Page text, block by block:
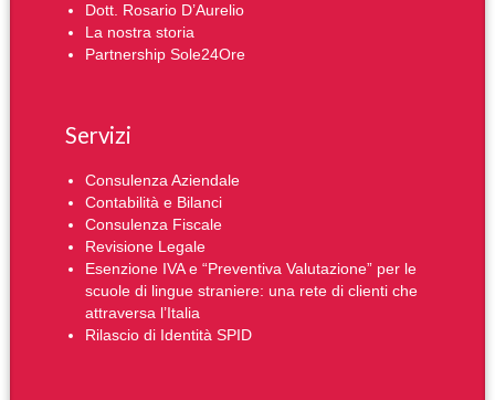
Dott. Rosario D’Aurelio
La nostra storia
Partnership Sole24Ore
Servizi
Consulenza Aziendale
Contabilità e Bilanci
Consulenza Fiscale
Revisione Legale
Esenzione IVA e “Preventiva Valutazione” per le
scuole di lingue straniere: una rete di clienti che
attraversa l’Italia
Rilascio di Identità SPID